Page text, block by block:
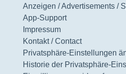
Anzeigen / Advertisements /
App-Support
Impressum
Kontakt / Contact
Privatsphäre-Einstellungen
Historie der Privatsphäre-